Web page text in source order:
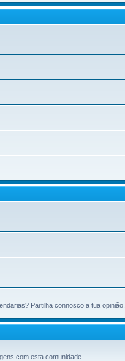
Partilha connosco a tua opinião.
com esta comunidade.